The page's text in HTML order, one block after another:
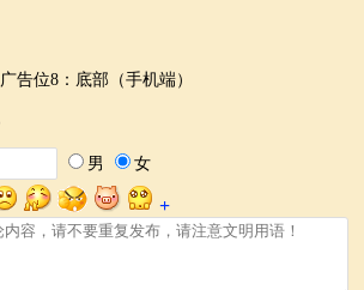
广告位8：底部（手机端）